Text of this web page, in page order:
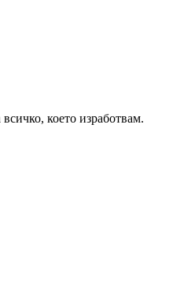
което изработвам.